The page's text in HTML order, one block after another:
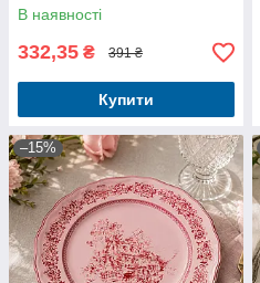
В наявності
332,35 ₴ 391 ₴
Купити
–15%